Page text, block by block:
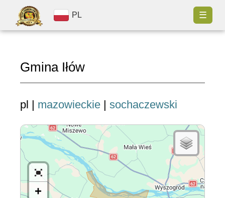
PL ☰
Gmina Iłów
pl | mazowieckie | sochaczewski
+